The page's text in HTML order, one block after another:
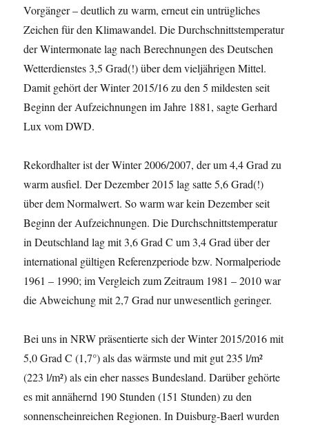
Vorgänger – deutlich zu warm, erneut ein untrügliches
Zeichen für den Klimawandel. Die Durchschnittstemperatur
der Wintermonate lag nach Berechnungen des Deutschen
Wetterdienstes 3,5 Grad(!) über dem vieljährigen Mittel.
Damit gehört der Winter 2015/16 zu den 5 mildesten seit
Beginn der Aufzeichnungen im Jahre 1881, sagte Gerhard
Lux vom DWD.
Rekordhalter ist der Winter 2006/2007, der um 4,4 Grad zu
warm ausfiel. Der Dezember 2015 lag satte 5,6 Grad(!)
über dem Normalwert. So warm war kein Dezember seit
Beginn der Aufzeichnungen. Die Durchschnittstemperatur
in Deutschland lag mit 3,6 Grad C um 3,4 Grad über der
international gültigen Referenzperiode bzw. Normalperiode
1961 – 1990; im Vergleich zum Zeitraum 1981 – 2010 war
die Abweichung mit 2,7 Grad nur unwesentlich geringer.
Bei uns in NRW präsentierte sich der Winter 2015/2016 mit
5,0 Grad C (1,7°) als das wärmste und mit gut 235 l/m²
(223 l/m²) als ein eher nasses Bundesland. Darüber gehörte
es mit annähernd 190 Stunden (151 Stunden) zu den
sonnenscheinreichen Regionen. In Duisburg-Baerl wurden